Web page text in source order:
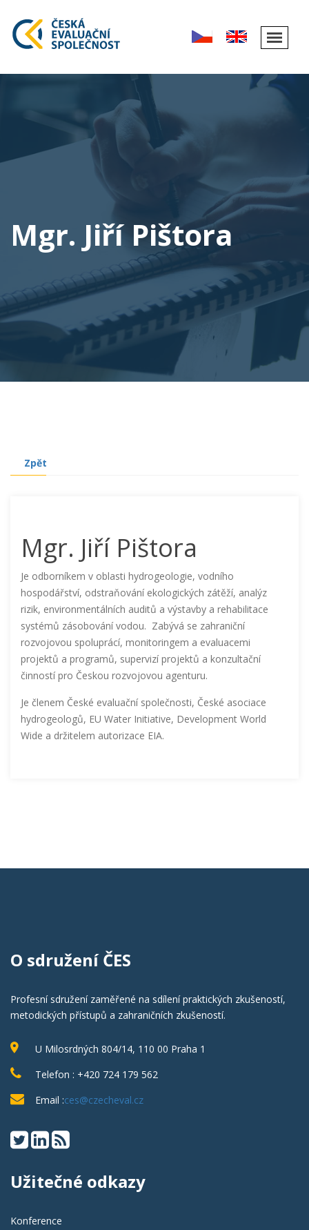
Mgr. Jiří Pištora
Zpět
Mgr. Jiří Pištora
Je odborníkem v oblasti hydrogeologie, vodního
hospodářství, odstraňování ekologických zátěží, analýz
rizik, environmentálních auditů a výstavby a rehabilitace
systémů zásobování vodou. Zabývá se zahraniční
rozvojovou spoluprácí, monitoringem a evaluacemi
projektů a programů, supervizí projektů a konzultační
činností pro Českou rozvojovou agenturu.
Je členem České evaluační společnosti, České asociace
hydrogeologů, EU Water Initiative, Development World
Wide a držitelem autorizace EIA.
O sdružení ČES
Profesní sdružení zaměřené na sdílení praktických zkušeností,
metodických přístupů a zahraničních zkušeností.
U Milosrdných 804/14, 110 00 Praha 1
Telefon : +420 724 179 562
Email :ces@czecheval.cz
Užitečné odkazy
Konference